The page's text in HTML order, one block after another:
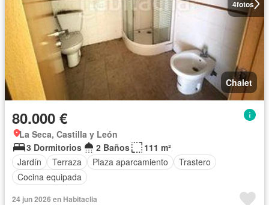
4fotos
Chalet
80.000 €
La Seca, Castilla y León
3 Dormitorios
2 Baños
111 m²
Jardín
Terraza Plaza aparcamiento
Trastero
Cocina equipada
24 jun 2026 en Habitaclia